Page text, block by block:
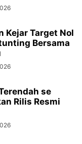
Kejar Target Nol
Bersama
se
Rilis Resmi